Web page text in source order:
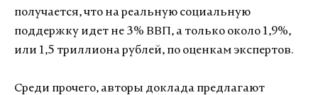
получается, что на реальную социальную
поддержку идет не 3% ВВП, а только около 1,9%,
или 1,5 триллиона рублей, по оценкам экспертов.
Среди прочего, авторы доклада предлагают